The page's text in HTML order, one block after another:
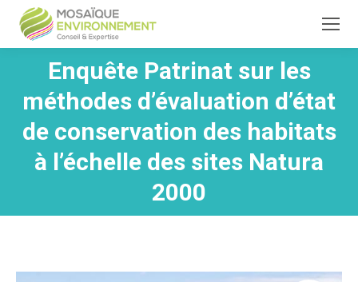
Enquête Patrinat sur les
méthodes d’évaluation d’état
de conservation des habitats
à l’échelle des sites Natura
2000
Vous êtes ici :